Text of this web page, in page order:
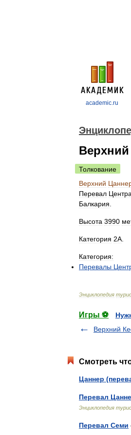
academic.ru
Толкование
Верхний
Перевал
Балкария
Высота 3990
Категория 2А
Категория:
Перевалы
Энциклопедия
Игры ⚽
Верхний
Смотреть
Цаннер
Перевал
Энциклопедия
Перевал Семи